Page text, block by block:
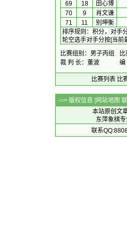
69 18 田心博
70
9 肖文谦
71
11 别坤衡
排序规则 ： 积分，对手
轮空选手对手分按[当前
比赛组别：男子丙组
裁 判 长：董波
编
比赛列表 比
-=> 版权信息 [网站地图
本站原创文
东萍象棋
联系